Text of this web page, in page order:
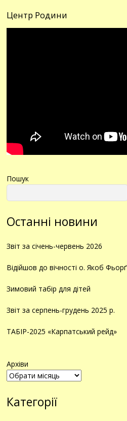
Центр Родини
Пошук
Останні новини
Звіт за січень-червень 2026
Відійшов до вічності о. Якоб Фьорґ
Зимовий табір для дітей
Звіт за серпень-грудень 2025 р.
ТАБІР-2025 «Карпатський рейд»
Архіви
Категорії